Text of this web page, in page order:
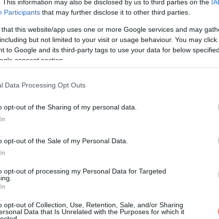
This information may also be disclosed by us to third parties on the
Participants that may further disclose it to other third parties.
that this website/app uses one or more Google services and may
but not limited to your visit or usage behaviour. You may
to Google and its third-party tags to use your data for below
consent section.
Data Processing Opt Outs
opt-out of the Sharing of my personal data.
opt-out of the Sale of my Personal Data.
opt-out of processing my Personal Data for Targeted
opt-out of Collection, Use, Retention, Sale, and/or Sharing
Data that Is Unrelated with the Purposes for which it
orvosi ellátás ellenére elhunyt.
tájékoztatást a fogamzásgátlásról, és eleinte nem is
Vallomásában arról is beszámolt, hogy el akart bújni
ingatlanra.
így az jogerőre emelkedett.